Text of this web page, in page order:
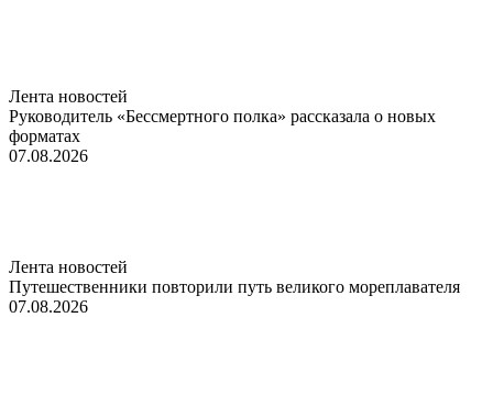
Лента новостей
Руководитель «Бессмертного полка» рассказала о новых
форматах
07.08.2026
Лента новостей
Путешественники повторили путь великого мореплавателя
07.08.2026